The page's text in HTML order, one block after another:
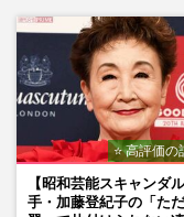
⭐ 高評価の
【昭和芸能スキャンダ
手・加藤登紀子の「た